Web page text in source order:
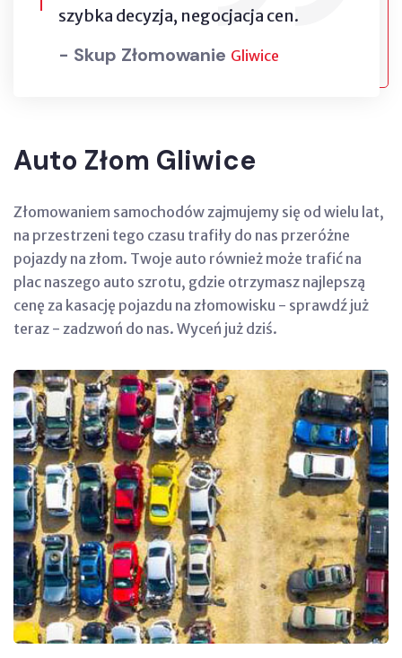
szybka decyzja, negocjacja cen.
- Skup Złomowanie Gliwice
Auto Złom Gliwice
Złomowaniem samochodów zajmujemy się od wielu lat,
na przestrzeni tego czasu trafiły do nas przeróżne
pojazdy na złom. Twoje auto również może trafić na
plac naszego auto szrotu, gdzie otrzymasz najlepszą
cenę za kasację pojazdu na złomowisku - sprawdź już
teraz - zadzwoń do nas. Wyceń już dziś.